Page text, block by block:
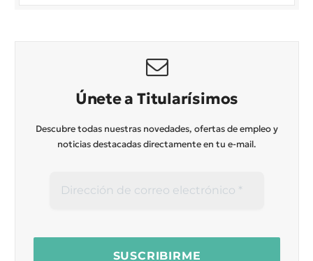
Únete a Titularísimos
Descubre todas nuestras novedades, ofertas de empleo y
noticias destacadas directamente en tu e-mail.